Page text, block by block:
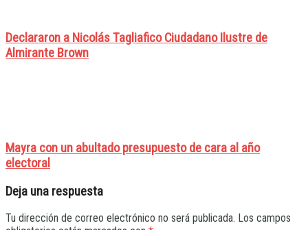
Declararon a Nicolás Tagliafico Ciudadano Ilustre de
Almirante Brown
Mayra con un abultado presupuesto de cara al año
electoral
Deja una respuesta
Tu dirección de correo electrónico no será publicada. Los campos